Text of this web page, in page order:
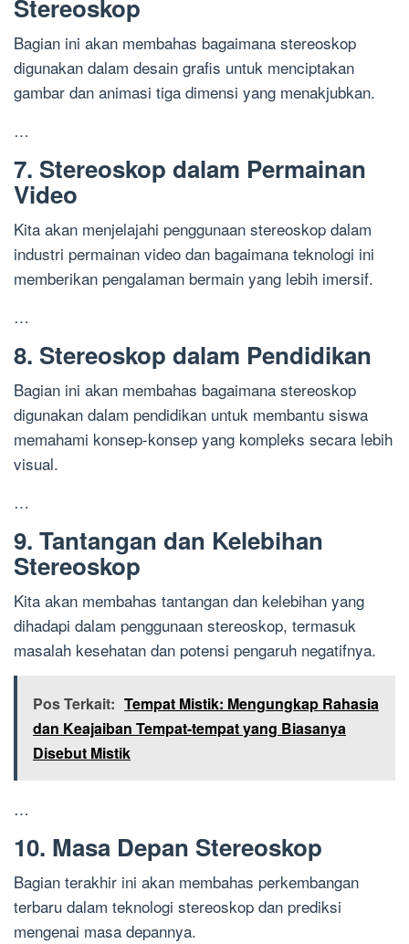
Stereoskop
Bagian ini akan membahas bagaimana stereoskop
digunakan dalam desain grafis untuk menciptakan
gambar dan animasi tiga dimensi yang menakjubkan.
…
7. Stereoskop dalam Permainan
Video
Kita akan menjelajahi penggunaan stereoskop dalam
industri permainan video dan bagaimana teknologi ini
memberikan pengalaman bermain yang lebih imersif.
…
8. Stereoskop dalam Pendidikan
Bagian ini akan membahas bagaimana stereoskop
digunakan dalam pendidikan untuk membantu siswa
memahami konsep-konsep yang kompleks secara lebih
visual.
…
9. Tantangan dan Kelebihan
Stereoskop
Kita akan membahas tantangan dan kelebihan yang
dihadapi dalam penggunaan stereoskop, termasuk
masalah kesehatan dan potensi pengaruh negatifnya.
Pos Terkait: Tempat Mistik: Mengungkap Rahasia
dan Keajaiban Tempat-tempat yang Biasanya
Disebut Mistik
…
10. Masa Depan Stereoskop
Bagian terakhir ini akan membahas perkembangan
terbaru dalam teknologi stereoskop dan prediksi
mengenai masa depannya.